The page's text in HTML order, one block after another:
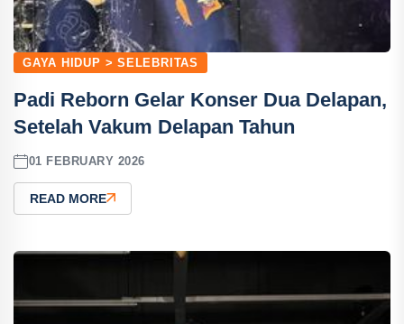
GAYA HIDUP > SELEBRITAS
Padi Reborn Gelar Konser Dua Delapan,
Setelah Vakum Delapan Tahun
01 FEBRUARY 2026
READ MORE